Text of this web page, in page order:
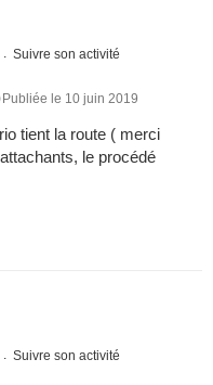
Suivre son activité
Publiée le 10 juin 2019
tient la route ( merci
le procédé
Suivre son activité